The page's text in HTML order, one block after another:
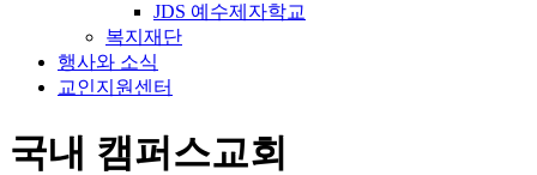
JDS 예수제자학교
복지재단
행사와 소식
교인지원센터
국내 캠퍼스교회